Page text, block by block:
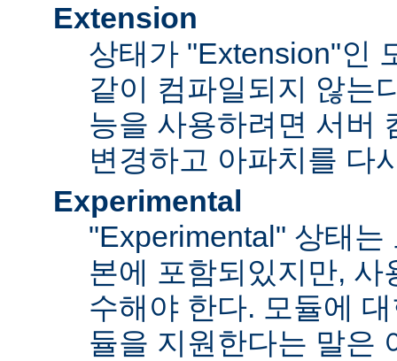
Extension
상태가 "Extension"인
같이 컴파일되지 않는
능을 사용하려면 서버
변경하고 아파치를 다
Experimental
"Experimental" 상태는
본에 포함되있지만, 사
수해야 한다. 모듈에
듈을 지원한다는 말은